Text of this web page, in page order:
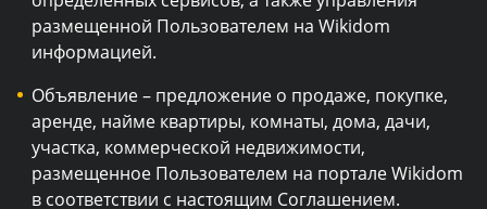
размещенной Пользователем на Wikidom
информацией.
Объявление – предложение о продаже, покупке,
аренде, найме квартиры, комнаты, дома, дачи,
участка, коммерческой недвижимости,
размещенное Пользователем на портале Wikidom
в соответствии с настоящим Соглашением.